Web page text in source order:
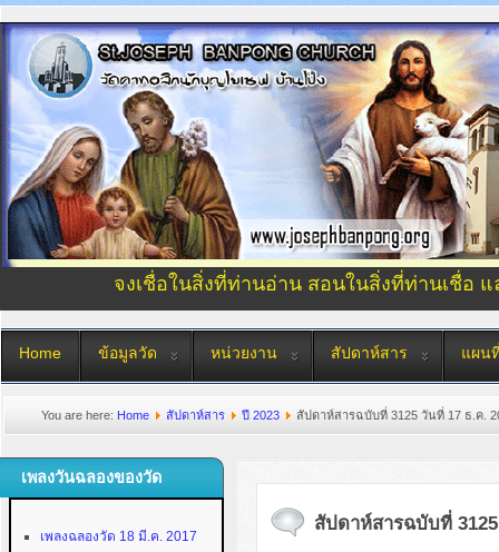
จงเชื่อในสิ่งที่ท่านอ่าน สอนในสิ่งที่ท่านเชื่อ
Home ข้อมูลวัด หน่วยงาน สัปดาห์สาร แผน
You are here: Home สัปดาห์สาร ปี 2023 สัปดาห์สารฉบับที่ 3125 วันที่ 17 ธ.ค.
เพลงวันฉลองของวัด
เพลงฉลองวัด 18 มี.ค. 2017
สัปดาห์สารฉบับที่